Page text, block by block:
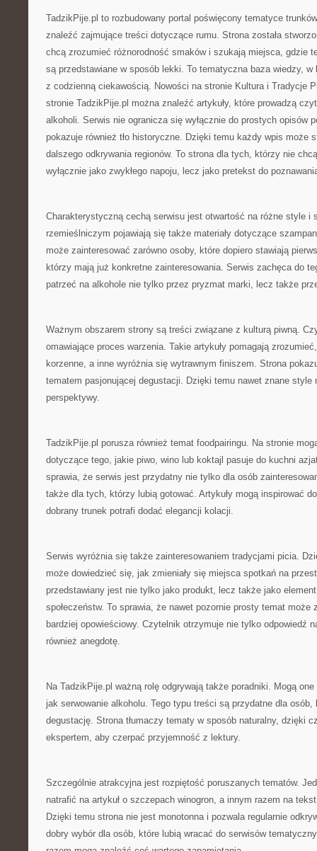
TadzikPije.pl to rozbudowany portal poświęcony tematyce
znaleźć zajmujące treści dotyczące rumu. Strona została
chcą zrozumieć różnorodność smaków i szukają miejsca, gdzie
są przedstawiane w sposób lekki. To tematyczna baza wiedzy, w
z codzienną ciekawością. Nowości na stronie Kultura i Tradycje
stronie TadzikPije.pl można znaleźć artykuły, które prowadzą
alkoholi. Serwis nie ogranicza się wyłącznie do prostych opisów
pokazuje również tło historyczne. Dzięki temu każdy wpis może
dalszego odkrywania regionów. To strona dla tych, którzy nie
wyłącznie jako zwykłego napoju, lecz jako pretekst do
Charakterystyczną cechą serwisu jest otwartość na różne style i
rzemieślniczym pojawiają się także materiały dotyczące
może zainteresować zarówno osoby, które dopiero stawiają
którzy mają już konkretne zainteresowania. Serwis zachęca do
patrzeć na alkohole nie tylko przez pryzmat marki, lecz także
Ważnym obszarem strony są treści związane z kulturą piwną.
omawiające proces warzenia. Takie artykuły pomagają
korzenne, a inne wyróżnia się wytrawnym finiszem. Strona
tematem pasjonującej degustacji. Dzięki temu nawet znane
perspektywy.
TadzikPije.pl porusza również temat foodpairingu. Na stronie
dotyczące tego, jakie piwo, wino lub koktajl pasuje do kuchni
sprawia, że serwis jest przydatny nie tylko dla osób
także dla tych, którzy lubią gotować. Artykuły mogą inspirować
dobrany trunek potrafi dodać elegancji kolacji.
Serwis wyróżnia się także zainteresowaniem tradycjami picia.
może dowiedzieć się, jak zmieniały się miejsca spotkań na
przedstawiany jest nie tylko jako produkt, lecz także jako
społeczeństw. To sprawia, że nawet pozornie prosty temat może
bardziej opowieściowy. Czytelnik otrzymuje nie tylko odpowiedź
również anegdotę.
Na TadzikPije.pl ważną rolę odgrywają także poradniki. Mogą
jak serwowanie alkoholu. Tego typu treści są przydatne dla
degustację. Strona tłumaczy tematy w sposób naturalny, dzięki
ekspertem, aby czerpać przyjemność z lektury.
Szczególnie atrakcyjna jest rozpiętość poruszanych tematów.
natrafić na artykuł o szczepach winogron, a innym razem na
Dzięki temu strona nie jest monotonna i pozwala regularnie
dobry wybór dla osób, które lubią wracać do serwisów